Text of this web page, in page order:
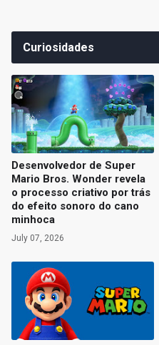
Curiosidades
Desenvolvedor de Super
Mario Bros. Wonder revela
o processo criativo por trás
do efeito sonoro do cano
minhoca
July 07, 2026